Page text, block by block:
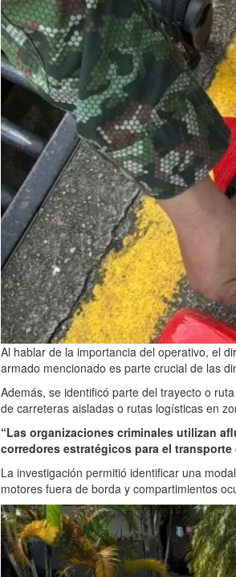
Al hablar de la importancia del operativo, el
armado mencionado es parte crucial de las
Además, se identificó parte del trayecto o
de carreteras aisladas o rutas logísticas en
“Las organizaciones criminales utilizan
corredores estratégicos para el
La investigación permitió identificar una
motores fuera de borda y compartimientos